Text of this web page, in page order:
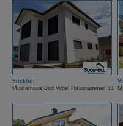
Suckfüll
Musterhaus Bad Vilbel Hausnummer 33